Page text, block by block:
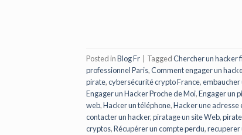
Posted inBlog Fr TaggedChercher un hacker
professionnel Paris,Comment engager un
pirate,cybersécurité crypto France,embaucher
Engager un Hacker Proche de Moi,Engager un
web,Hacker un téléphone,Hacker une adresse
contacter un hacker,piratage un site Web,
cryptos,Récupérer un compte perdu,recuperer